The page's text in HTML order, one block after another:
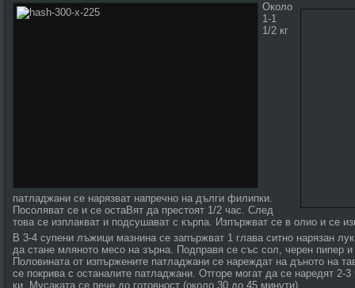
Около
1-1
1/2 кг
патладжани се нарязват напречно на дълги филипки.
Посоляват се и се остаВят да престоят 1/2 час. След
това се изплакват и подсушават с кърпа. Изпържват се в олио и се
В 3-4 супени лъжици мазнина се запържват 1 глава ситно нарязан
да стане мляното месо на зърна. Подправя се със сол, черен пипер и
Половината от изпържените патладжани се нареждат на дъното на
се покрива с остана­лите патладжани. Отгоре могат да се на­редят
ки. Мусаката се пече до готовност (около 30 до 45 минути).